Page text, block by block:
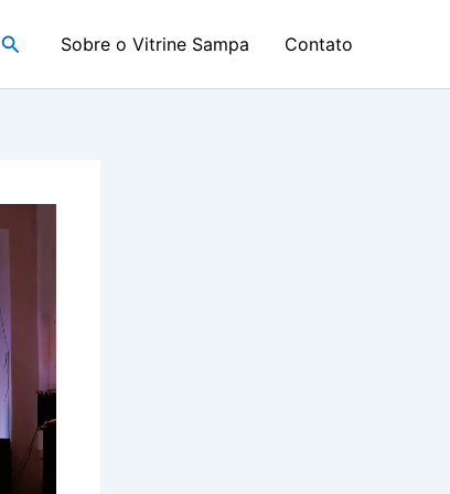
PesquisarSobre o Vitrine Sampa Contato